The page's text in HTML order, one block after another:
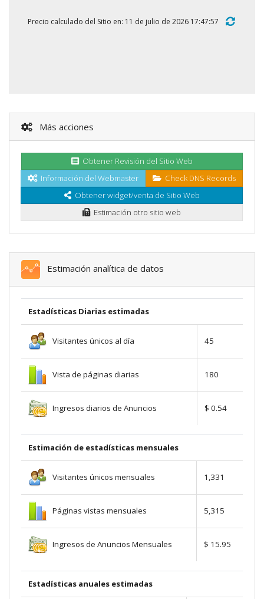
Precio calculado del Sitio en: 11 de julio de 2026 17:47:57
Más acciones
Obtener Revisión del Sitio Web
Información del Webmaster
Check DNS Records
Obtener widget/venta de Sitio Web
Estimación otro sitio web
Estimación analítica de datos
Estadísticas Diarias estimadas
Visitantes únicos al día 45
Vista de páginas diarias 180
Ingresos diarios de Anuncios $ 0.54
Estimación de estadísticas mensuales
Visitantes únicos mensuales 1,331
Páginas vistas mensuales 5,315
Ingresos de Anuncios Mensuales $ 15.95
Estadísticas anuales estimadas